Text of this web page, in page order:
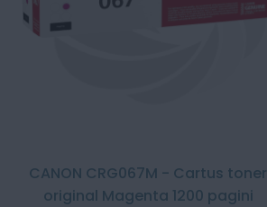
CANON CRG067M - Cartus toner
original Magenta 1200 pagini